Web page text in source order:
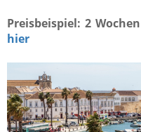
Preisbeispiel: 2
hier